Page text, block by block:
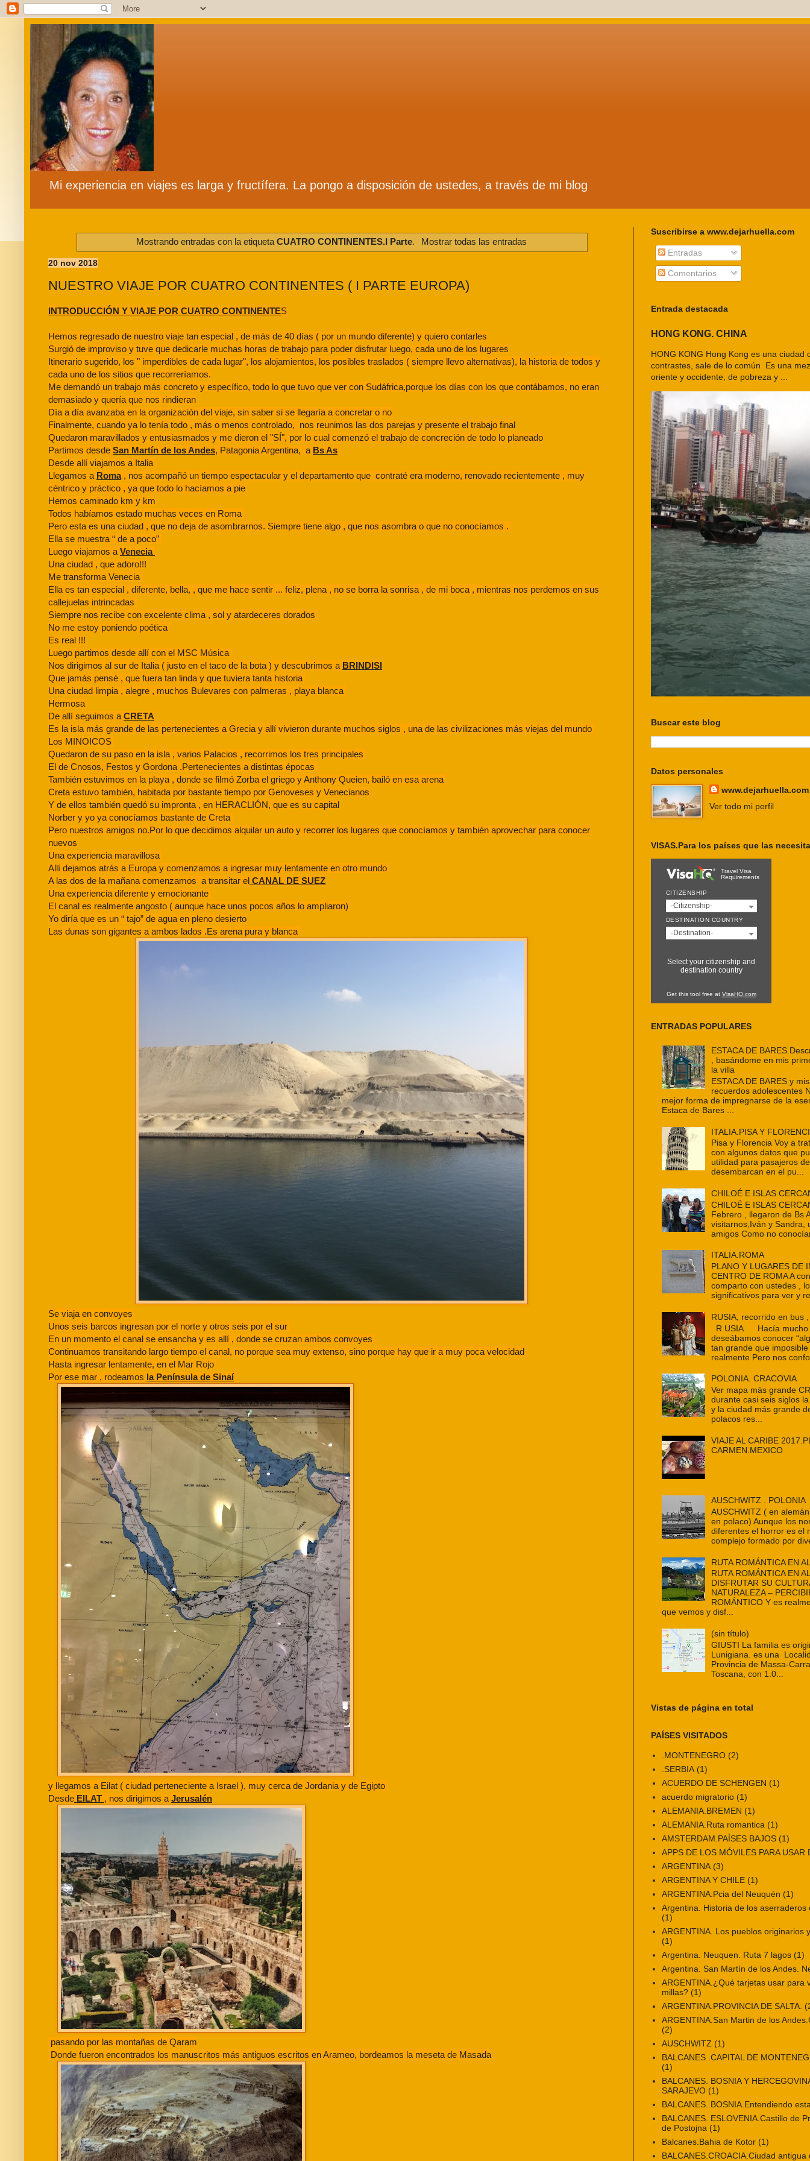
Mi experiencia en viajes es larga y fructífera. La pongo a disposición de ustedes, a través de mi blog
Mostrando entradas con la etiquetaCUATRO CONTINENTES.I Parte. Mostrar todas las entradas
20 nov 2018
NUESTRO VIAJE POR CUATRO CONTINENTES ( I PARTE EUROPA)
INTRODUCCIÓN Y VIAJE POR CUATRO CONTINENTES
Hemos regresado de nuestro viaje tan especial , de más de 40 días ( por un mundo diferente) y quiero contarles
Surgió de improviso y tuve que dedicarle muchas horas de trabajo para poder disfrutar luego, cada uno de los lugares
Itinerario sugerido, los " imperdibles de cada lugar", los alojamientos, los posibles traslados ( siempre llevo alternativas), la historia de todos y
cada uno de los sitios que recorreríamos.
Me demandó un trabajo más concreto y específico, todo lo que tuvo que ver con Sudáfrica,porque los días con los que contábamos, no eran
demasiado y quería que nos rindieran
Día a día avanzaba en la organización del viaje, sin saber si se llegaría a concretar o no
Finalmente, cuando ya lo tenía todo , más o menos controlado, nos reunimos las dos parejas y presente el trabajo final
Quedaron maravillados y entusiasmados y me dieron el "SÍ", por lo cual comenzó el trabajo de concreción de todo lo planeado
Partimos desde San Martín de los Andes, Patagonia Argentina, a Bs As
Desde allí viajamos a Italia
Llegamos a Roma, nos acompañó un tiempo espectacular y el departamento que contraté era moderno, renovado recientemente , muy
céntrico y práctico , ya que todo lo hacíamos a pie
Hemos caminado km y km
Todos habíamos estado muchas veces en Roma
Pero esta es una ciudad , que no deja de asombrarnos. Siempre tiene algo , que nos asombra o que no conocíamos .
Ella se muestra “ de a poco”
Luego viajamos aVenecia
Una ciudad , que adoro!!!
Me transforma Venecia
Ella es tan especial , diferente, bella, , que me hace sentir ... feliz, plena , no se borra la sonrisa , de mi boca , mientras nos perdemos en sus
callejuelas intrincadas
Siempre nos recibe con excelente clima , sol y atardeceres dorados
No me estoy poniendo poética
Es real !!!
Luego partimos desde allí con el MSC Música
Nos dirigimos al sur de Italia ( justo en el taco de la bota ) y descubrimos a BRINDISI
Que jamás pensé , que fuera tan linda y que tuviera tanta historia
Una ciudad limpia , alegre , muchos Bulevares con palmeras , playa blanca
Hermosa
De allí seguimos aCRETA
Es la isla más grande de las pertenecientes a Grecia y allí vivieron durante muchos siglos , una de las civilizaciones más viejas del mundo
Los MINOICOS
Quedaron de su paso en la isla , varios Palacios , recorrimos los tres principales
El de Cnosos, Festos y Gordona .Pertenecientes a distintas épocas
También estuvimos en la playa , donde se filmó Zorba el griego y Anthony Queien, bailó en esa arena
Creta estuvo también, habitada por bastante tiempo por Genoveses y Venecianos
Y de ellos también quedó su impronta , en HERACLIÓN, que es su capital
Norber y yo ya conocíamos bastante de Creta
Pero nuestros amigos no.Por lo que decidimos alquilar un auto y recorrer los lugares que conocíamos y también aprovechar para conocer
nuevos
Una experiencia maravillosa
Allí dejamos atrás a Europa y comenzamos a ingresar muy lentamente en otro mundo
A las dos de la mañana comenzamos a transitar el CANAL DE SUEZ
Una experiencia diferente y emocionante
El canal es realmente angosto ( aunque hace unos pocos años lo ampliaron)
Yo diría que es un “ tajo” de agua en pleno desierto
Las dunas son gigantes a ambos lados .Es arena pura y blanca
Se viaja en convoyes
Unos seis barcos ingresan por el norte y otros seis por el sur
En un momento el canal se ensancha y es allí , donde se cruzan ambos convoyes
Continuamos transitando largo tiempo el canal, no porque sea muy extenso, sino porque hay que ir a muy poca velocidad
Hasta ingresar lentamente, en el Mar Rojo
Por ese mar , rodeamos la Península de Sinaí
y llegamos a Eilat ( ciudad perteneciente a Israel ), muy cerca de Jordania y de Egipto
Desde EILAT , nos dirigimos aJerusalén
pasando por las montañas de Qaram
Donde fueron encontrados los manuscritos más antiguos escritos en Arameo, bordeamos la meseta de Masada
Suscribirse a www.dejarhuella.com
Entradas
Comentarios
Entrada destacada
HONG KONG. CHINA
HONG KONG Hong Kong es una ciudad
contrastes, sale de lo común Es una
oriente y occidente, de pobreza y ...
Buscar este blog
Datos personales
www.dejarhuella.com
Ver todo mi perfil
VISAS.Para los países que las
Travel Visa
Requirements
CITIZENSHIP
-Citizenship-
DESTINATION COUNTRY
-Destination-
Select your citizenship and
destination country
Get this tool free at VisaHQ.com
ENTRADAS POPULARES
ESTACA DE
, basándome en mis
la villa
ESTACA DE BARES y
recuerdos adolescentes
mejor forma de impregnarse de la
Estaca de Bares ...
ITALIA.PISA Y
Pisa y Florencia Voy a
con algunos datos que
utilidad para pasajeros
desembarcan en el pu...
CHILOÉ E ISLAS
CHILOÉ E ISLAS
Febrero , llegaron de Bs
visitarnos,Iván y Sandra,
amigos Como no
ITALIA.ROMA
PLANO Y LUGARES DE
CENTRO DE ROMA A
comparto con ustedes ,
significativos para ver y
RUSIA, recorrido en bus
R USIA Hacía mucho
deseábamos conocer
tan grande que
realmente Pero nos
POLONIA. CRACOVIA
Ver mapa más grande
durante casi seis siglos
y la ciudad más grande
polacos res...
VIAJE AL CARIBE
CARMEN.MEXICO
AUSCHWITZ . POLONIA
AUSCHWITZ ( en
en polaco) Aunque los
diferentes el horror es el
complejo formado por
RUTA ROMÁNTICA EN
RUTA ROMÁNTICA EN
DISFRUTAR SU
NATURALEZA –
ROMÁNTICO Y es
que vemos y disf...
(sin título)
GIUSTI La familia es
Lunigiana. es una
Provincia de Massa-
Toscana, con 1.0...
Vistas de página en total
PAÍSES VISITADOS
.MONTENEGRO (2)
.SERBIA (1)
ACUERDO DE SCHENGEN (1)
acuerdo migratorio (1)
ALEMANIA.BREMEN (1)
ALEMANIA.Ruta romantica (1)
AMSTERDAM.PAÍSES BAJOS (1)
APPS DE LOS MÓVILES PARA USAR
ARGENTINA (3)
ARGENTINA Y CHILE (1)
ARGENTINA:Pcia del Neuquén (1)
Argentina. Historia de los aserraderos
(1)
ARGENTINA. Los pueblos originarios
(1)
Argentina. Neuquen. Ruta 7 lagos (1)
Argentina. San Martín de los Andes.
ARGENTINA.¿Qué tarjetas usar para
millas? (1)
ARGENTINA.PROVINCIA DE SALTA.
ARGENTINA.San Martin de los
(2)
AUSCHWITZ (1)
BALCANES .CAPITAL DE
(1)
BALCANES. BOSNIA Y
SARAJEVO (1)
BALCANES. BOSNIA.Entendiendo
BALCANES. ESLOVENIA.Castillo de
de Postojna (1)
Balcanes.Bahia de Kotor (1)
BALCANES.CROACIA.Ciudad